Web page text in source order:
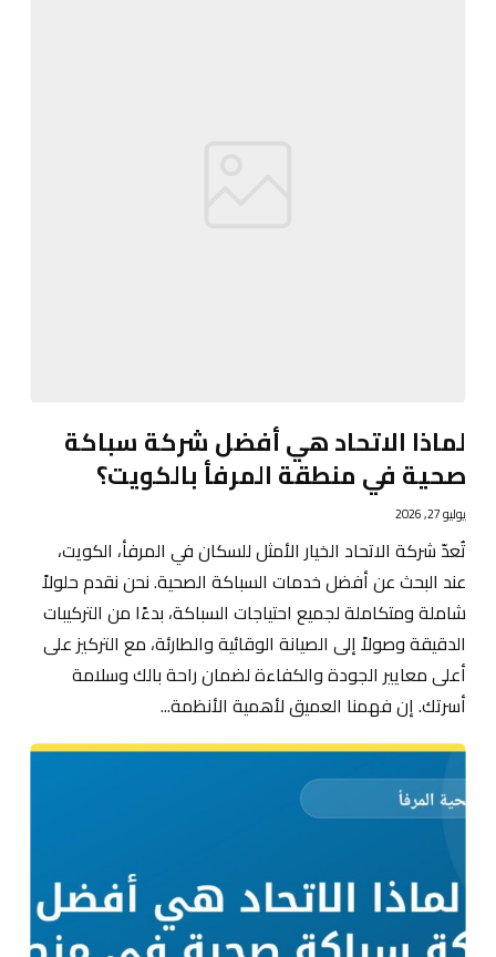
لماذا الاتحاد هي أفضل شركة سباكة
صحية في منطقة المرفأ بالكويت؟
يوليو 27, 2026
تُعدّ شركة الاتحاد الخيار الأمثل للسكان في المرفأ، الكويت،
عند البحث عن أفضل خدمات السباكة الصحية. نحن نقدم حلولاً
شاملة ومتكاملة لجميع احتياجات السباكة، بدءًا من التركيبات
الدقيقة وصولاً إلى الصيانة الوقائية والطارئة، مع التركيز على
أعلى معايير الجودة والكفاءة لضمان راحة بالك وسلامة
أسرتك. إن فهمنا العميق لأهمية الأنظمة...